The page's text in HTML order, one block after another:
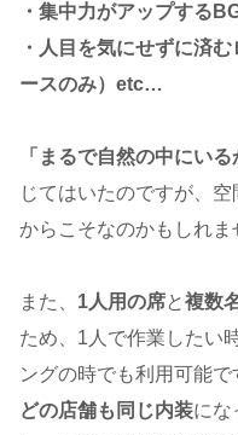
・集中力がアップする
・人目を気にせずに済
ースのみ）etc…
「まるで自然の中にい
じてはいたのですが、
からこそなのかもしれま
また、 1人用の席と複数
ため、1人で作業したい
ングの時でも利用可能で
どの店舗も同じ内装にな